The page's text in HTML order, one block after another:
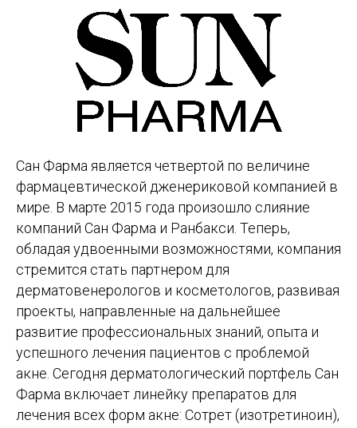
Сан Фарма является четвертой по величине
фармацевтической дженериковой компанией в
мире. В марте 2015 года произошло слияние
компаний Сан Фарма и Ранбакси. Теперь,
обладая удвоенными возможностями, компания
стремится стать партнером для
дерматовенерологов и косметологов, развивая
проекты, направленные на дальнейшее
развитие профессиональных знаний, опыта и
успешного лечения пациентов с проблемой
акне. Сегодня дерматологический портфель Сан
Фарма включает линейку препаратов для
лечения всех форм акне: Сотрет (изотретиноин),